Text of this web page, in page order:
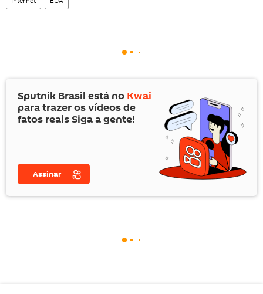
Sputnik Brasil está no Kwai
para trazer os vídeos de
fatos reais Siga a gente!
Assinar